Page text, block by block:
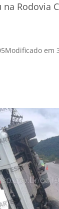
Rodovia
Modificado em